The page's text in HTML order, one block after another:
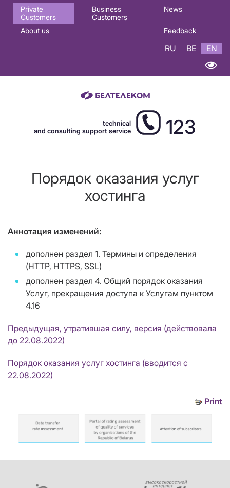
Основная
навигация
Private
Customers
Business
Customers
News
About us Feedback
RU BE EN
technical
and consulting support service
123
Порядок оказания услуг
хостинга
Аннотация изменений:
дополнен раздел 1. Термины и определения
(HTTP, HTTPS, SSL)
дополнен раздел 4. Общий порядок оказания
Услуг, прекращения доступа к Услугам пунктом
4.16
Предыдущая, утратившая силу, версия (действовала
до 22.08.2022)
Порядок оказания услуг хостинга (вводится с
22.08.2022)
Print